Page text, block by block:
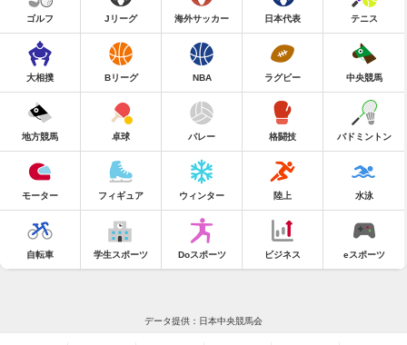
ゴルフ Jリーグ 海外サッカー 日本代表 テニス
大相撲 Bリーグ NBA ラグビー 中央競馬
地方競馬 卓球 バレー 格闘技 バドミントン
モーター フィギュア ウィンター 陸上 水泳
自転車 学生スポーツ Doスポーツ ビジネス eスポーツ
データ提供：日本中央競馬会